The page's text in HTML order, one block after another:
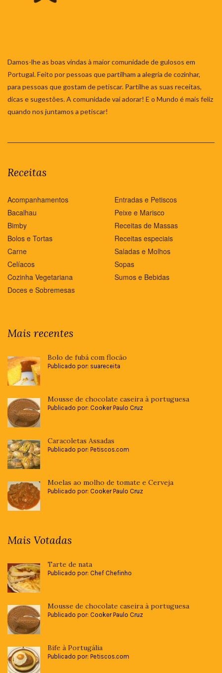
Damos-lhe as boas vindas à maior comunidade de gulosos em
Portugal. Feito por pessoas que partilham a alegria de cozinhar,
para pessoas que gostam de petiscar. Partilhe as suas receitas,
dicas e sugestões. A comunidade vai adorar! E o Mundo é mais feliz
quando nos juntamos a petiscar!
Receitas
Acompanhamentos
Bacalhau
Bimby
Bolos e Tortas
Carne
Celíacos
Cozinha Vegetariana
Doces e Sobremesas
Entradas e Petiscos
Peixe e Marisco
Receitas de Massas
Receitas especiais
Saladas e Molhos
Sopas
Sumos e Bebidas
Mais recentes
Bolo de fubá com flocão
Publicado por: suareceita
Mousse de chocolate caseira à portuguesa
Publicado por: Cooker Paulo Cruz
Caracoletas Assadas
Publicado por: Petiscos.com
Moelas ao molho de tomate e Cerveja
Publicado por: Cooker Paulo Cruz
Mais Votadas
Tarte de nata
Publicado por: Chef Chefinho
Mousse de chocolate caseira à portuguesa
Publicado por: Cooker Paulo Cruz
Bife à Portugália
Publicado por: Petiscos.com